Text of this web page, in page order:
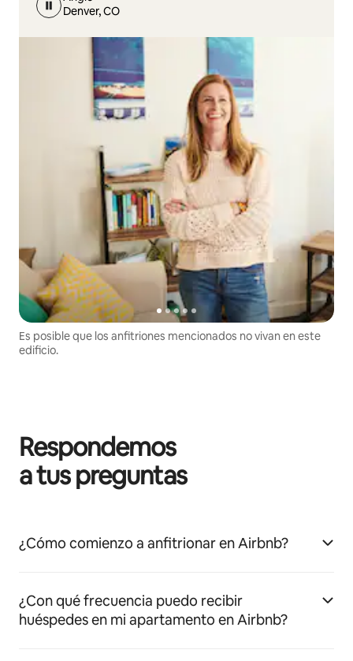
Denver, CO
Es posible que los anfitriones mencionados no vivan en este
edificio.
Respondemos
a tus preguntas
¿Cómo comienzo a anfitrionar en Airbnb?
¿Con qué frecuencia puedo recibir
huéspedes en mi apartamento en Airbnb?